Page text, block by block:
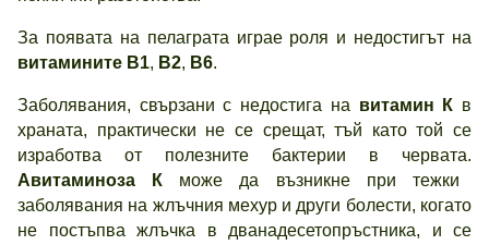
За появата на пелаграта играе роля и недостигът на
витамините В1, В2, В6.
Заболявания, свързани с недостига на витамин К в
храната, практически не се срещат, тъй като той се
изработва от полезните бактерии в червата.
Авитаминоза
К може да възникне при тежки
заболявания на жлъчния мехур и други болести, когато
не постъпва жлъчка в дванадесетопръстника, и се